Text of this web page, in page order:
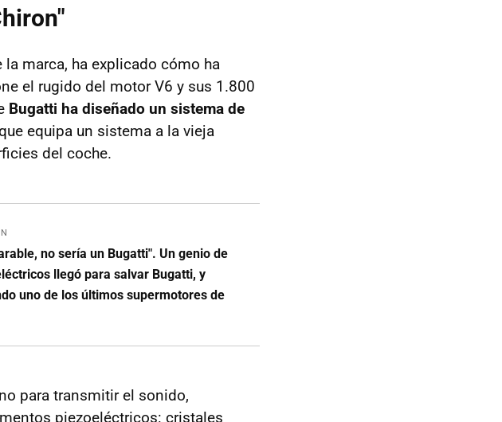
la marca, ha explicado cómo ha
el rugido del motor V6 y sus 1.800
Bugatti ha diseñado un sistema de
equipa un sistema a la vieja
del coche.
no sería un Bugatti". Un genio de
llegó para salvar Bugatti, y
uno de los últimos supermotores de
para transmitir el sonido,
piezoeléctricos: cristales